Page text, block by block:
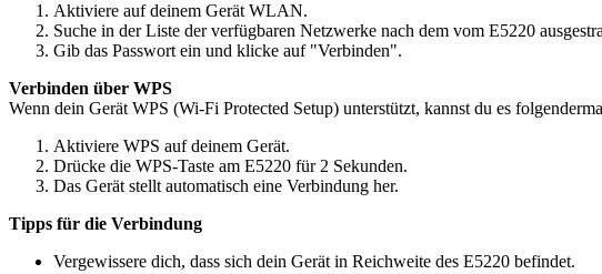
Aktiviere auf deinem Gerät WLAN.
Suche in der Liste der verfügbaren Netzwerke nach dem vom E5220
Gib das Passwort ein und klicke auf "Verbinden".
Verbinden über WPS
Wenn dein Gerät WPS (Wi-Fi Protected Setup) unterstützt, kannst du es
Aktiviere WPS auf deinem Gerät.
Drücke die WPS-Taste am E5220 für 2 Sekunden.
Das Gerät stellt automatisch eine Verbindung her.
Tipps für die Verbindung
Vergewissere dich, dass sich dein Gerät in Reichweite des E5220 befindet.